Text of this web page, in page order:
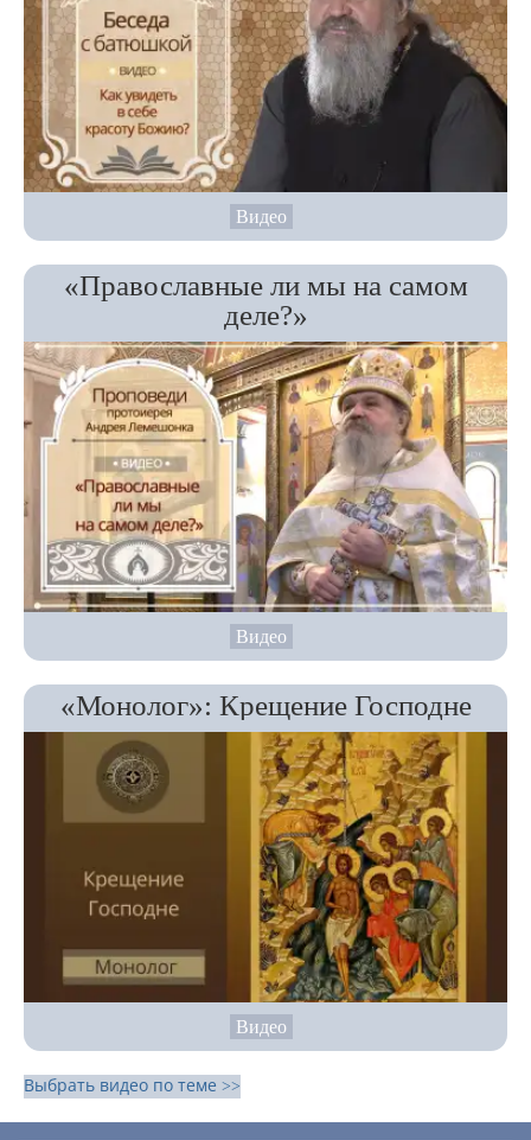
Видео
«Православные ли мы на самом
деле?»
Видео
«Монолог»: Крещение Господне
Видео
Выбрать видео по теме >>